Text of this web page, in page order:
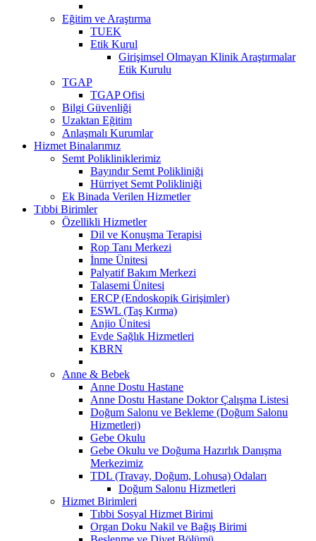
Eğitim ve Araştırma
TUEK
Etik Kurul
Girişimsel Olmayan Klinik Araştırmalar
Etik Kurulu
TGAP
TGAP Ofisi
Bilgi Güvenliği
Uzaktan Eğitim
Anlaşmalı Kurumlar
Hizmet Binalarımız
Semt Polikliniklerimiz
Bayındır Semt Polikliniği
Hürriyet Semt Polikliniği
Ek Binada Verilen Hizmetler
Tıbbi Birimler
Özellikli Hizmetler
Dil ve Konuşma Terapisi
Rop Tanı Merkezi
İnme Ünitesi
Palyatif Bakım Merkezi
Talasemi Ünitesi
ERCP (Endoskopik Girişimler)
ESWL (Taş Kırma)
Anjio Ünitesi
Evde Sağlık Hizmetleri
KBRN
Anne & Bebek
Anne Dostu Hastane
Anne Dostu Hastane Doktor Çalışma Listesi
Doğum Salonu ve Bekleme (Doğum Salonu
Hizmetleri)
Gebe Okulu
Gebe Okulu ve Doğuma Hazırlık Danışma
Merkezimiz
TDL (Travay, Doğum, Lohusa) Odaları
Doğum Salonu Hizmetleri
Hizmet Birimleri
Tıbbi Sosyal Hizmet Birimi
Organ Doku Nakil ve Bağış Birimi